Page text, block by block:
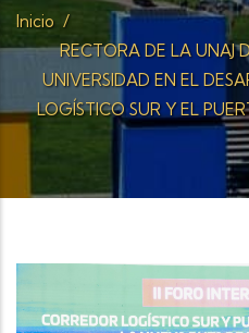
Inicio /
RECTORA DE LA UNAJ
UNIVERSIDAD EN EL
LOGÍSTICO SUR Y EL